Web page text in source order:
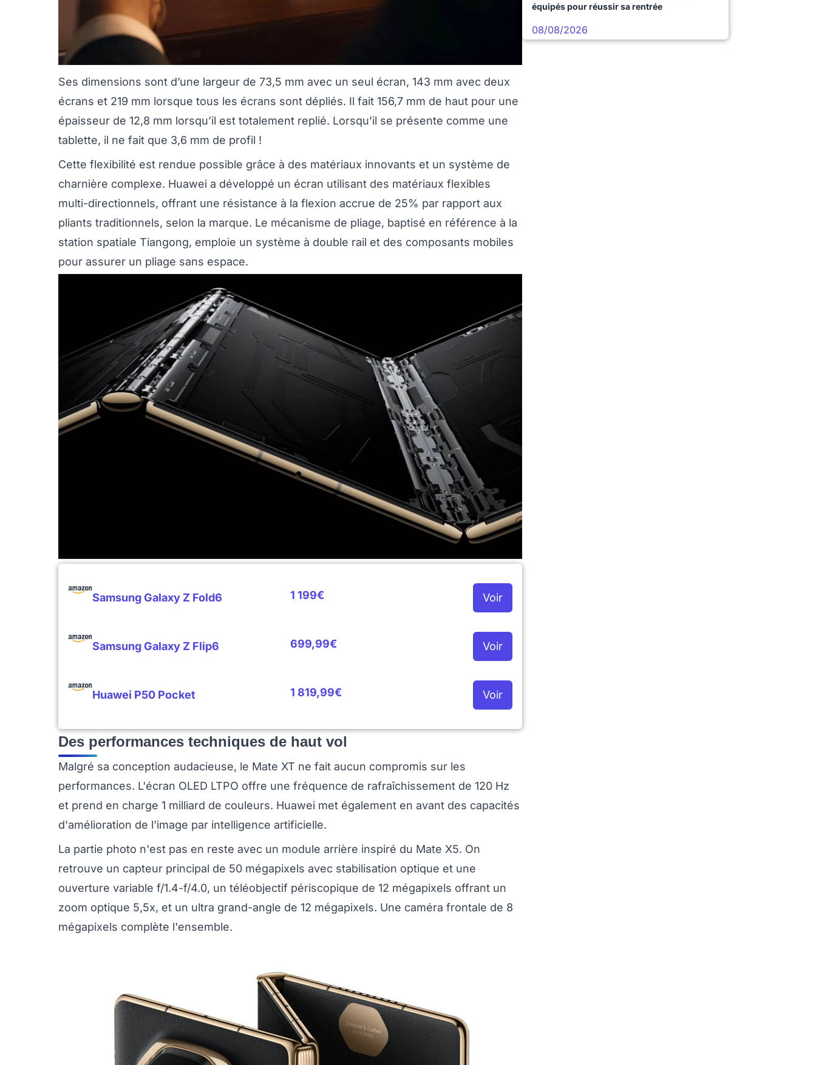
Ses dimensions sont d’une largeur de 73,5 mm avec un seul écran, 143 mm avec deux
écrans et 219 mm lorsque tous les écrans sont dépliés. Il fait 156,7 mm de haut pour une
épaisseur de 12,8 mm lorsqu’il est totalement replié. Lorsqu’il se présente comme une
tablette, il ne fait que 3,6 mm de profil !
Cette flexibilité est rendue possible grâce à des matériaux innovants et un système de
charnière complexe. Huawei a développé un écran utilisant des matériaux flexibles
multi-directionnels, offrant une résistance à la flexion accrue de 25% par rapport aux
pliants traditionnels, selon la marque. Le mécanisme de pliage, baptisé en référence à la
station spatiale Tiangong, emploie un système à double rail et des composants mobiles
pour assurer un pliage sans espace.
Samsung Galaxy Z Fold6 1 199€ Voir
Samsung Galaxy Z Flip6 699,99€ Voir
Huawei P50 Pocket 1 819,99€ Voir
Des performances techniques de haut vol
Malgré sa conception audacieuse, le Mate XT ne fait aucun compromis sur les
performances. L'écran OLED LTPO offre une fréquence de rafraîchissement de 120 Hz
et prend en charge 1 milliard de couleurs. Huawei met également en avant des capacités
d'amélioration de l'image par intelligence artificielle.
La partie photo n'est pas en reste avec un module arrière inspiré du Mate X5. On
retrouve un capteur principal de 50 mégapixels avec stabilisation optique et une
ouverture variable f/1.4-f/4.0, un téléobjectif périscopique de 12 mégapixels offrant un
zoom optique 5,5x, et un ultra grand-angle de 12 mégapixels. Une caméra frontale de 8
mégapixels complète l'ensemble.
équipés pour réussir sa rentrée
08/08/2026